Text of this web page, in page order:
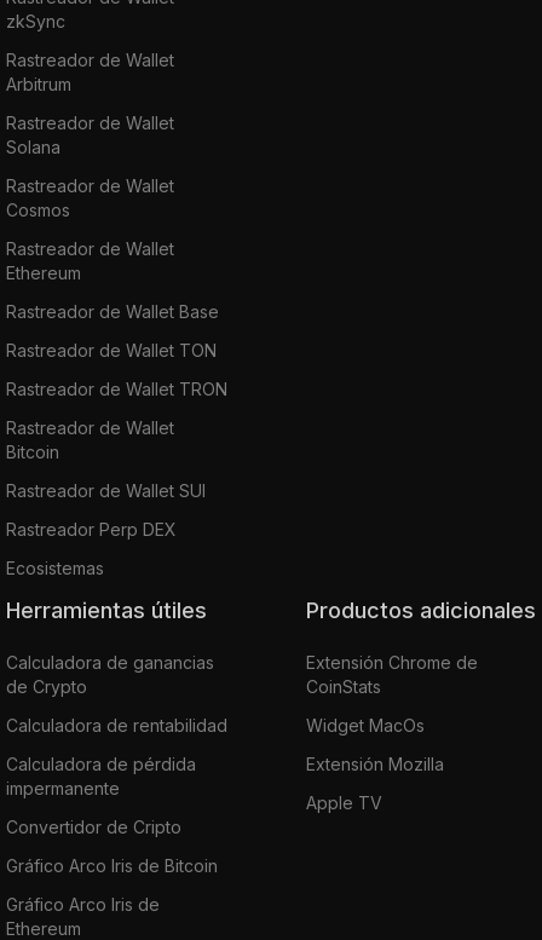
zkSync
Rastreador de Wallet
Arbitrum
Rastreador de Wallet
Solana
Rastreador de Wallet
Cosmos
Rastreador de Wallet
Ethereum
Rastreador de Wallet Base
Rastreador de Wallet TON
Rastreador de Wallet TRON
Rastreador de Wallet
Bitcoin
Rastreador de Wallet SUI
Rastreador Perp DEX
Ecosistemas
Herramientas útiles
Calculadora de ganancias
de Crypto
Calculadora de rentabilidad
Calculadora de pérdida
impermanente
Convertidor de Cripto
Gráfico Arco Iris de Bitcoin
Gráfico Arco Iris de
Ethereum
Productos adicionales
Extensión Chrome de
CoinStats
Widget MacOs
Extensión Mozilla
Apple TV